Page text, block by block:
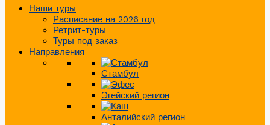
Наши туры
Расписание на 2026 год
Ретрит-туры
Туры под заказ
Направления
Стамбул
Эгейский регион
Анталийский регион